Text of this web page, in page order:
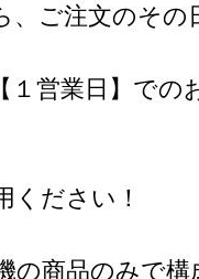
、ご注文のそ
１営業日】での
ください！
商品のみで構